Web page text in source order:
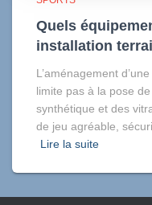
Quels
installation
L’aménagement
limite pas à la pose
synthétique et des
de jeu agréable,
Lire la suite